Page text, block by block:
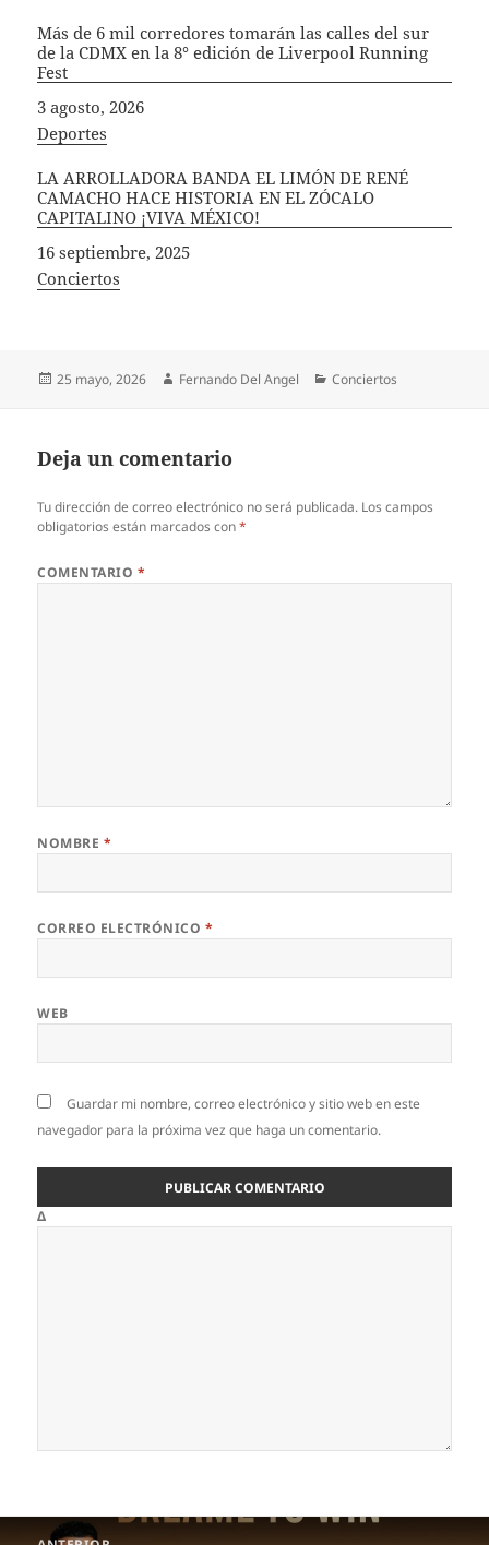
Más de 6 mil corredores tomarán las calles del sur
de la CDMX en la 8° edición de Liverpool Running
Fest
Fecha
3 agosto, 2026
In relation to
Deportes
LA ARROLLADORA BANDA EL LIMÓN DE RENÉ
CAMACHO HACE HISTORIA EN EL ZÓCALO
CAPITALINO ¡VIVA MÉXICO!
Fecha
16 septiembre, 2025
In relation to
Conciertos
Publicado
25 mayo, 2026 Autor
Fernando Del Angel Categorías
Conciertos
Deja un comentario
Tu dirección de correo electrónico no será publicada. Los campos
obligatorios están marcados con*
COMENTARIO *
NOMBRE *
CORREO ELECTRÓNICO *
WEB
Guardar mi nombre, correo electrónico y sitio web en este
navegador para la próxima vez que haga un comentario.
Δ
Navegación